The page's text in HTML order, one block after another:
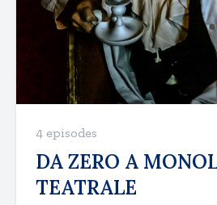
4 episodes
DA ZERO A
TEATRALE